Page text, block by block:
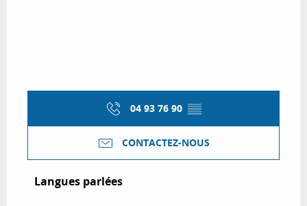
04 93 76 90 ▒▒
CONTACTEZ-NOUS
Langues parlées
Langues parlées